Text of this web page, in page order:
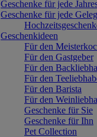
Geschenke für jede
Geschenke für jede
Geschenkideen
Für den
Für den Gastgeber
Für den
Für den
Für den Barista
Für den
Geschenke für Sie
Geschenke für Ihn
Pet Collection